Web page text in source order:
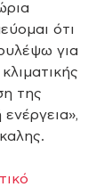
ότι
για
της